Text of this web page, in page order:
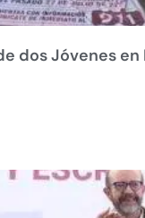
dos Jóvenes en